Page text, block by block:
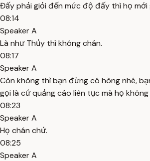
Đấy phải giỏi đến mức độ đấy thì họ mới
08:14
Speaker A
Là như Thủy thì không chán.
08:17
Speaker A
Còn không thì bạn đừng có hòng nhé,
gọi là cứ quảng cáo liên tục mà họ không
08:23
Speaker A
Họ chán chứ.
08:25
Speaker A